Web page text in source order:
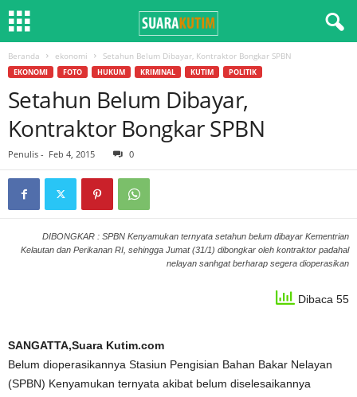
Beranda ekonomi Setahun Belum Dibayar, Kontraktor Bongkar SPBN
EKONOMI FOTO HUKUM KRIMINAL KUTIM POLITIK
Setahun Belum Dibayar,
Kontraktor Bongkar SPBN
Penulis - Feb 4, 2015 0
DIBONGKAR : SPBN Kenyamukan ternyata setahun belum dibayar Kementrian
Kelautan dan Perikanan RI, sehingga Jumat (31/1) dibongkar oleh kontraktor padahal
nelayan sanhgat berharap segera dioperasikan
Dibaca 55
SANGATTA,Suara Kutim.com
Belum dioperasikannya Stasiun Pengisian Bahan Bakar Nelayan
(SPBN) Kenyamukan ternyata akibat belum diselesaikannya